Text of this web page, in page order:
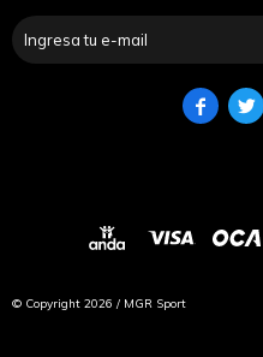
 
© Copyright 2026 / MGR Sport